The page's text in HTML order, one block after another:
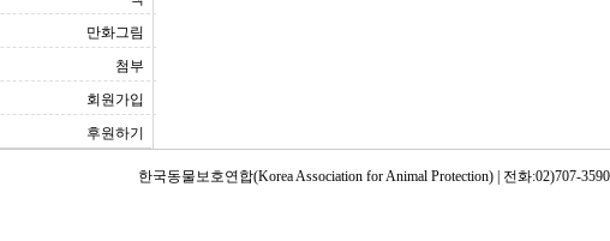
만화그림
첨부
회원가입
후원하기
한국동물보호연합(Korea Association for Animal Protection) | 전화:02)707-